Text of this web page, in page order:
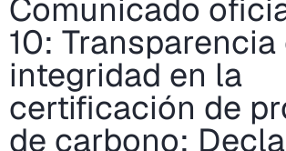
Comunicado
10: Transparencia
integridad en la
certificación de
de carbono: